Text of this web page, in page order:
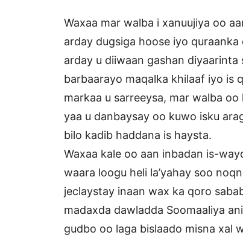
Waxaa mar walba i xanuujiya oo
arday dugsiga hoose iyo
arday u diiwaan gashan diyaarinta
barbaarayo maqalka khilaaf iyo is
markaa u sarreeysa, mar walba
yaa u danbaysay oo kuwo isku
bilo kadib haddana is haysta.
Waxaa kale oo aan inbadan is-
waara loogu heli la’yahay soo
jeclaystay inaan wax ka qoro
madaxda dawladda Soomaaliya
gudbo oo laga bislaado misna xal